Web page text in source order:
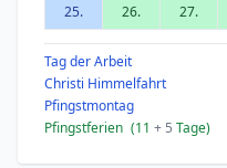
25.
26. 27.
Tag der Arbeit
Christi Himmelfahrt
Pfingstmontag
Pfingstferien (11 + 5 Tage)